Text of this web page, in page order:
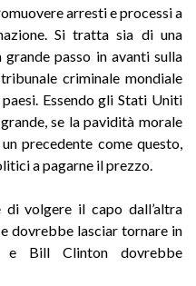
arresti e processi a
Si tratta sia di una
passo in avanti sulla
criminale mondiale
Essendo gli Stati Uniti
se la pavidità morale
precedente come questo,
a pagarne il prezzo.
volgere il capo dall’altra
dovrebbe lasciar tornare in
e Bill Clinton dovrebbe